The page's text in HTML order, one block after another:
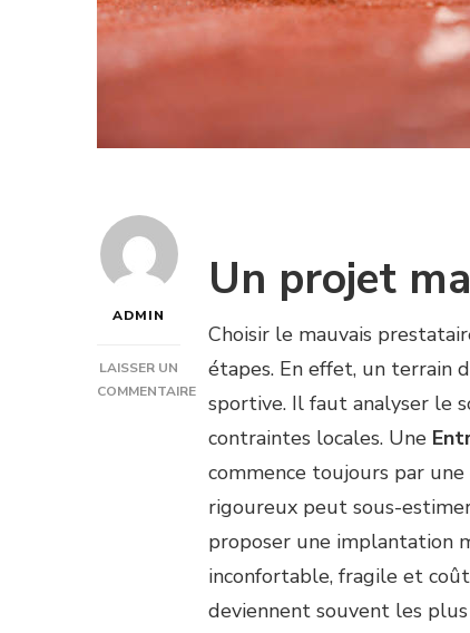
ADMIN
LAISSER UN
COMMENTAIRE
Un projet
Choisir le mauvais
étapes. En effet, un terrain
sportive. Il faut analyser le
contraintes locales. Une
commence toujours par
rigoureux peut sous-
proposer une implantation
inconfortable, fragile et
deviennent souvent les